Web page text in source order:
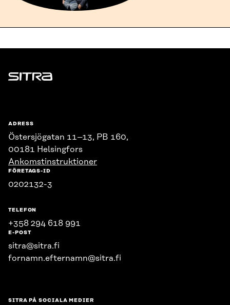
Sitra
ADRESS
Östersjögatan 11–13, PB 160,
00181 Helsingfors
Ankomstinstruktioner
FÖRETAGS-ID
0202132-3
TELEFON
+358 294 618 991
E-POST
sitra@sitra.fi
fornamn.efternamn@sitra.fi
SITRA PÅ SOCIALA MEDIER